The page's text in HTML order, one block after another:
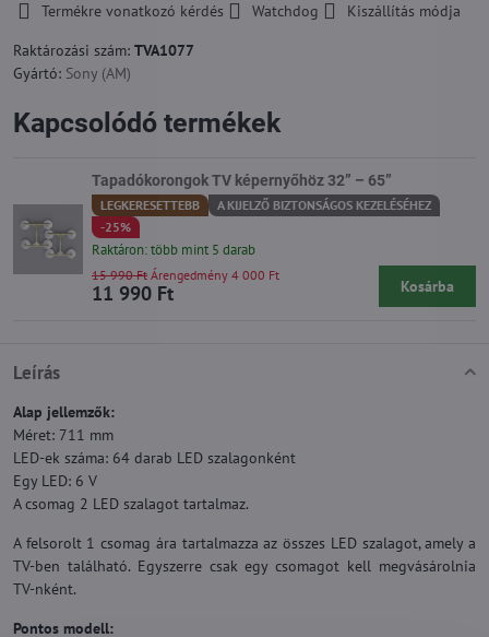
Termékre vonatkozó kérdés Watchdog
Kiszállítás módja
Raktározási szám: TVA1077
Gyártó: Sony (AM)
Leírás
Alap jellemzők:
Méret: 711 mm
LED-ek száma: 64 darab LED szalagonként
Egy LED: 6 V
A csomag 2 LED szalagot tartalmaz.
A felsorolt 1 csomag ára tartalmazza az összes LED szalagot, amely a
TV-ben található. Egyszerre csak egy csomagot kell megvásárolnia
TV-nként.
Pontos modell:
Kapcsolódó termékek
Tapadókorongok TV képernyőhöz 32” – 65”
LEGKERESETTEBB
A KIJELZŐ BIZTONSÁGOS KEZELÉSÉHEZ
-25%
Raktáron: több mint 5 darab
11 990 Ft
15 990 Ft Árengedmény 4 000 Ft
Kosárba